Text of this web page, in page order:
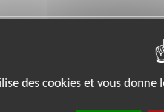
que tendre la main à ceux qui en ont
des cookies et vous